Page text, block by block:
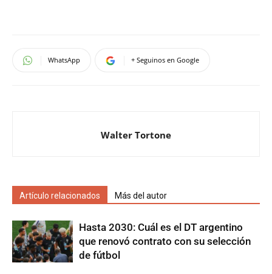
WhatsApp + Seguinos en Google
Walter Tortone
Artículo relacionados Más del autor
Hasta 2030: Cuál es el DT argentino
que renovó contrato con su selección
de fútbol